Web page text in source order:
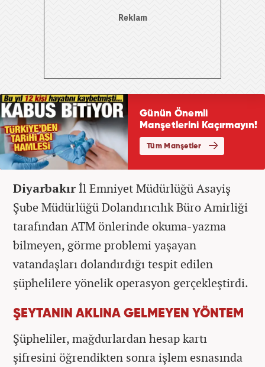
Diyarbakır İl Emniyet Müdürlüğü Asayiş
Şube Müdürlüğü Dolandırıcılık Büro Amirliği
tarafından ATM önlerinde okuma-yazma
bilmeyen, görme problemi yaşayan
vatandaşları dolandırdığı tespit edilen
şüphelilere yönelik operasyon gerçekleştirdi.
ŞEYTANIN AKLINA GELMEYEN YÖNTEM
Şüpheliler, mağdurlardan hesap kartı
şifresini öğrendikten sonra işlem esnasında